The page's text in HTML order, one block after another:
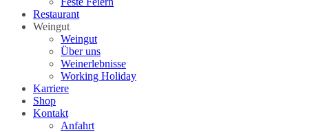
Restaurant
Weingut
Weingut
Über uns
Weinerlebnisse
Working Holiday
Karriere
Shop
Kontakt
Anfahrt